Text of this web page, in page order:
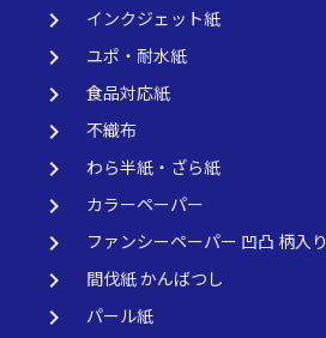
keyboard_arrow_right インクジェット紙
keyboard_arrow_right ユポ・耐水紙
keyboard_arrow_right 食品対応紙
keyboard_arrow_right 不織布
keyboard_arrow_right わら半紙・ざら紙
keyboard_arrow_right カラーペーパー
keyboard_arrow_right ファンシーペーパー 凹凸 柄入り
keyboard_arrow_right 間伐紙 かんばつし
keyboard_arrow_right パール紙